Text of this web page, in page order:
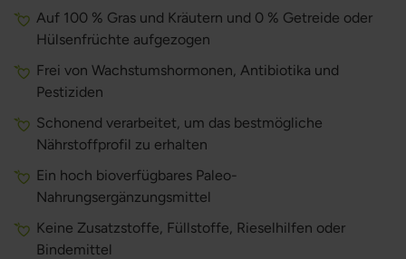
Auf 100 % Gras und Kräutern und 0 % Getreide oder
Hülsenfrüchte aufgezogen
Frei von Wachstumshormonen, Antibiotika und
Pestiziden
Schonend verarbeitet, um das bestmögliche
Nährstoffprofil zu erhalten
Ein hoch bioverfügbares Paleo-
Nahrungsergänzungsmittel
Keine Zusatzstoffe, Füllstoffe, Rieselhilfen oder
Bindemittel